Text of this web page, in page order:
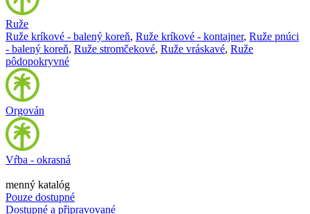
Ruže
Ruže kríkové - balený koreň, Ruže kríkové - kontajner, Ruže pnúci
- balený koreň, Ruže stromčekové, Ruže vráskavé, Ruže
pôdopokryvné
Orgován
Vŕba - okrasná
menný katalóg
Pouze dostupné
Dostupné a připravované